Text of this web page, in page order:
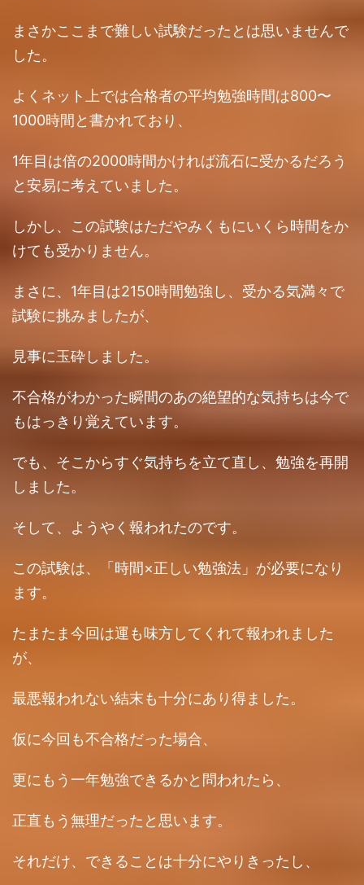
まさかここまで難しい試験だったとは思いませんで
した。
よくネット上では合格者の平均勉強時間は800〜
1000時間と書かれており、
1年目は倍の2000時間かければ流石に受かるだろう
と安易に考えていました。
しかし、この試験はただやみくもにいくら時間をか
けても受かりません。
まさに、1年目は2150時間勉強し、受かる気満々で
試験に挑みましたが、
見事に玉砕しました。
不合格がわかった瞬間のあの絶望的な気持ちは今で
もはっきり覚えています。
でも、そこからすぐ気持ちを立て直し、勉強を再開
しました。
そして、ようやく報われたのです。
この試験は、「時間×正しい勉強法」が必要になり
ます。
たまたま今回は運も味方してくれて報われました
が、
最悪報われない結末も十分にあり得ました。
仮に今回も不合格だった場合、
更にもう一年勉強できるかと問われたら、
正直もう無理だったと思います。
それだけ、できることは十分にやりきったし、